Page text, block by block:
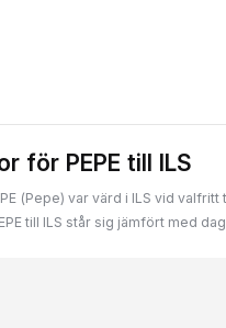
för PEPE till ILS
(Pepe) var värd i ILS vid valfritt
till ILS står sig jämfört med